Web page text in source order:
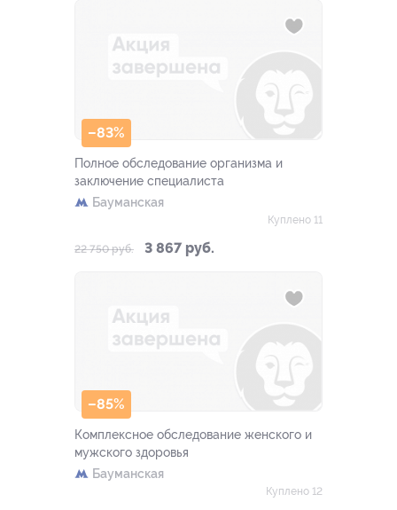
–83%
Полное обследование организма и
заключение специалиста
Бауманская
22 750 руб. 3 867 руб.
Куплено 11
–85%
Комплексное обследование женского и
мужского здоровья
Бауманская
Куплено 12